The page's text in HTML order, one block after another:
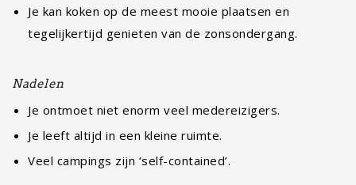
#5 Liften
In Nederland word je voor gek verklaard als je
zegt dat je gaat liften. In Nieuw-Zeeland is dat net